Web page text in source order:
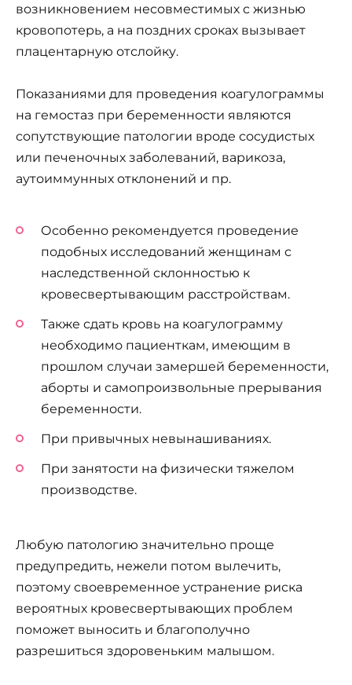
возникновением несовместимых с жизнью
кровопотерь, а на поздних сроках вызывает
плацентарную отслойку.
Показаниями для проведения коагулограммы
на гемостаз при беременности являются
сопутствующие патологии вроде сосудистых
или печеночных заболеваний, варикоза,
аутоиммунных отклонений и пр.
Особенно рекомендуется проведение
подобных исследований женщинам с
наследственной склонностью к
кровесвертывающим расстройствам.
Также сдать кровь на коагулограмму
необходимо пациенткам, имеющим в
прошлом случаи замершей беременности,
аборты и самопроизвольные прерывания
беременности.
При привычных невынашиваниях.
При занятости на физически тяжелом
производстве.
Любую патологию значительно проще
предупредить, нежели потом вылечить,
поэтому своевременное устранение риска
вероятных кровесвертывающих проблем
поможет выносить и благополучно
разрешиться здоровеньким малышом.